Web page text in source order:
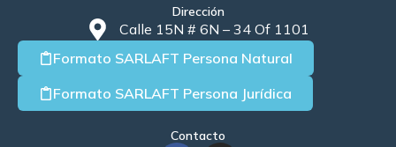
Dirección
Calle 15N # 6N – 34 Of 1101
Formato SARLAFT Persona Natural
Formato SARLAFT Persona Jurídica
Contacto